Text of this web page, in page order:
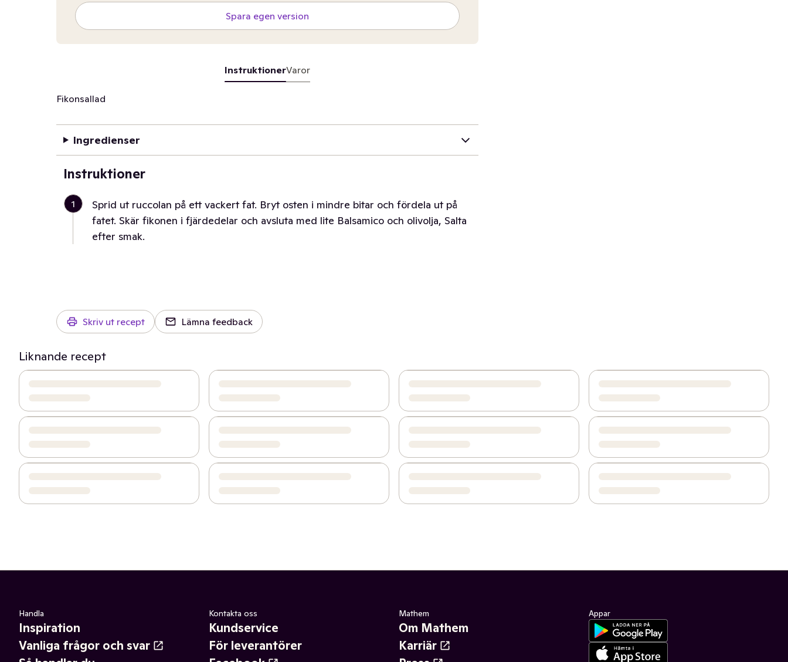
Spara egen version
InstruktionerVaror
Fikonsallad
Ingredienser
Instruktioner
1
Sprid ut ruccolan på ett vackert fat. Bryt osten i mindre bitar och fördela ut på
fatet. Skär fikonen i fjärdedelar och avsluta med lite Balsamico och olivolja, Salta
efter smak.
Skriv ut recept Lämna feedback
Liknande recept
Handla
Inspiration
Vanliga frågor och svar
Kontakta oss
Kundservice
För leverantörer
Mathem
Om Mathem
Karriär
Appar